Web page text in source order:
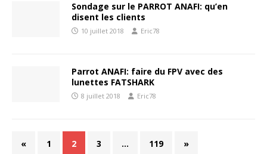
Sondage sur le PARROT ANAFI: qu’en
disent les clients
10 juillet 2018 Eric78
Parrot ANAFI: faire du FPV avec des
lunettes FATSHARK
8 juillet 2018 Eric78
« 1 2 3 … 119 »